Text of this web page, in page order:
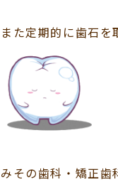
また定期的に歯石を
みその歯科・矯正歯